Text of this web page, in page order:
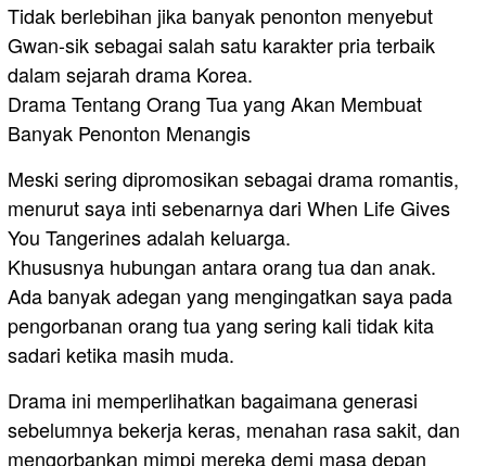
Tidak berlebihan jika banyak penonton menyebut
Gwan-sik sebagai salah satu karakter pria terbaik
dalam sejarah drama Korea.
Drama Tentang Orang Tua yang Akan Membuat
Banyak Penonton Menangis
Meski sering dipromosikan sebagai drama romantis,
menurut saya inti sebenarnya dari When Life Gives
You Tangerines adalah keluarga.
Khususnya hubungan antara orang tua dan anak.
Ada banyak adegan yang mengingatkan saya pada
pengorbanan orang tua yang sering kali tidak kita
sadari ketika masih muda.
Drama ini memperlihatkan bagaimana generasi
sebelumnya bekerja keras, menahan rasa sakit, dan
mengorbankan mimpi mereka demi masa depan